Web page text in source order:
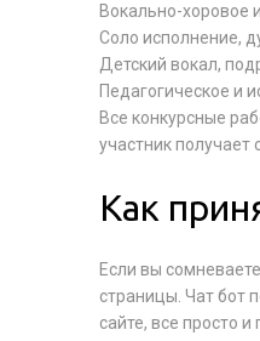
Вокально-хоровое
Соло исполнение,
Детский вокал,
Педагогическое и
Все конкурсные
участник
Как
Если вы
страницы. Чат бот
сайте, все просто и